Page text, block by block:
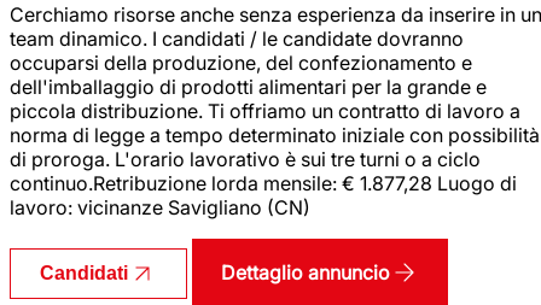
Cerchiamo risorse anche senza esperienza da inserire in un
team dinamico. I candidati / le candidate dovranno
occuparsi della produzione, del confezionamento e
dell'imballaggio di prodotti alimentari per la grande e
piccola distribuzione. Ti offriamo un contratto di lavoro a
norma di legge a tempo determinato iniziale con possibilità
di proroga. L'orario lavorativo è sui tre turni o a ciclo
continuo.Retribuzione lorda mensile: € 1.877,28 Luogo di
lavoro: vicinanze Savigliano (CN)
Candidati Dettaglio annuncio